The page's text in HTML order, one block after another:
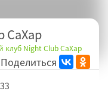
СаХар
клуб Night Club СаХар
Поделиться